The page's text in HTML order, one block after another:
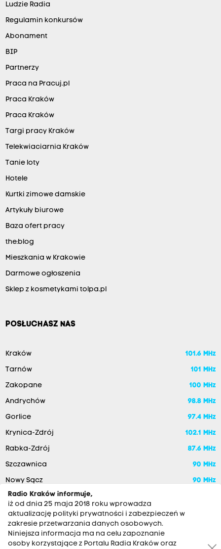
Ludzie Radia
Regulamin konkursów
Abonament
BIP
Partnerzy
Praca na Pracuj.pl
Praca Kraków
Praca Kraków
Targi pracy Kraków
Telekwiaciarnia Kraków
Tanie loty
Hotele
Kurtki zimowe damskie
Artykuły biurowe
Baza ofert pracy
the:blog
Mieszkania w Krakowie
Darmowe ogłoszenia
Sklep z kosmetykami tolpa.pl
POSŁUCHASZ NAS
Kraków 101.6 MHz
Tarnów 101 MHz
Zakopane 100 MHz
Andrychów 98.8 MHz
Gorlice 97.4 MHz
Krynica-Zdrój 102.1 MHz
Rabka-Zdrój 87.6 MHz
Szczawnica 90 MHz
Nowy Sącz
90 MHz
Radio Kraków informuje,
iż od dnia 25 maja 2018 roku wprowadza
aktualizację polityki prywatności i zabezpieczeń w
zakresie przetwarzania danych osobowych.
Niniejsza informacja ma na celu zapoznanie
osoby korzystające z Portalu Radia Kraków oraz